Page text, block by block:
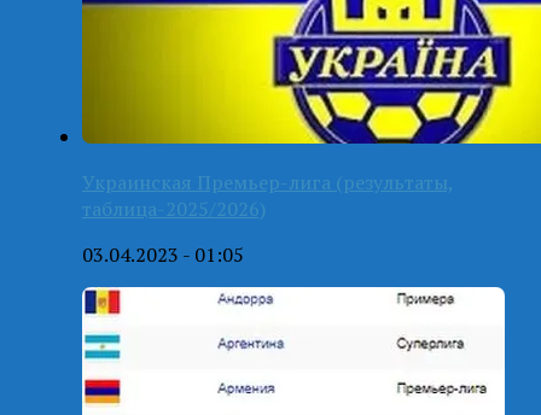
Украинская Премьер-лига (результаты,
таблица-2025/2026)
03.04.2023 - 01:05